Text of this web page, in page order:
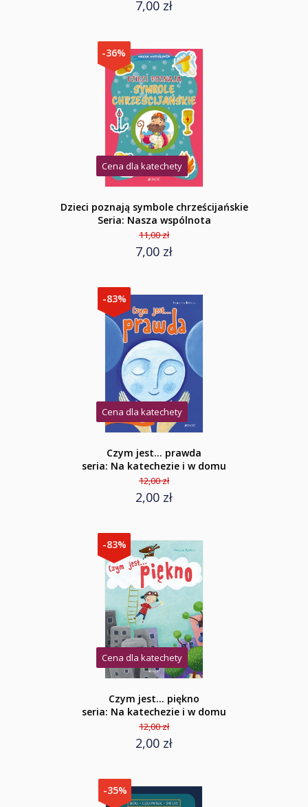
7,00 zł
-36%
Cena dla katechety
Dzieci poznają symbole chrześcijańskie
Seria: Nasza wspólnota
11,00 zł
7,00 zł
-83%
Cena dla katechety
Czym jest... prawda
seria: Na katechezie i w domu
12,00 zł
2,00 zł
-83%
Cena dla katechety
Czym jest... piękno
seria: Na katechezie i w domu
12,00 zł
2,00 zł
-35%